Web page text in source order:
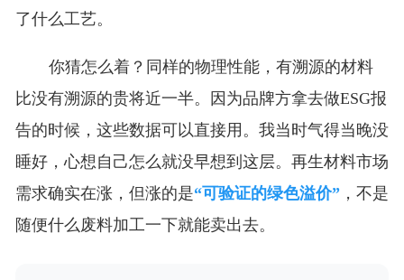
了什么工艺。
你猜怎么着？同样的物理性能，有溯源的材料
比没有溯源的贵将近一半。因为品牌方拿去做ESG报
告的时候，这些数据可以直接用。我当时气得当晚没
睡好，心想自己怎么就没早想到这层。再生材料市场
需求确实在涨，但涨的是“可验证的绿色溢价”，不是
随便什么废料加工一下就能卖出去。